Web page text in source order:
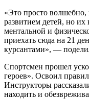
«Это просто волшебно,
развитием детей, но их
ментальной и
приехать сюда на 21
курсантами», —
Спортсмен прошел
героев». Освоил
Инструкторы
находить и